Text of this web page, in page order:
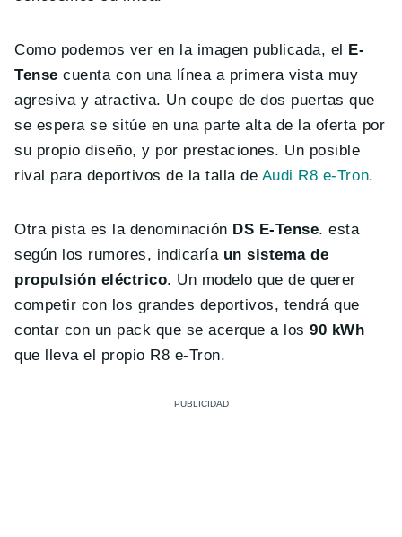
Como podemos ver en la imagen publicada, el E-
Tense cuenta con una línea a primera vista muy
agresiva y atractiva. Un coupe de dos puertas que
se espera se sitúe en una parte alta de la oferta por
su propio diseño, y por prestaciones. Un posible
rival para deportivos de la talla de Audi R8 e-Tron.
Otra pista es la denominación DS E-Tense. esta
según los rumores, indicaría un sistema de
propulsión eléctrico. Un modelo que de querer
competir con los grandes deportivos, tendrá que
contar con un pack que se acerque a los 90 kWh
que lleva el propio R8 e-Tron.